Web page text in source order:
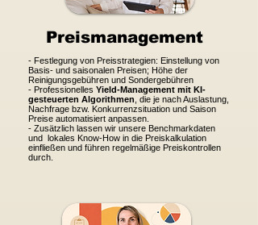
Preismanagement
- Festlegung von Preisstrategien: Einstellung von
Basis- und saisonalen Preisen; Höhe der
Reinigungsgebühren und Sondergebühren
- Professionelles Yield-Management mit KI-
gesteuerten Algorithmen , die je nach Auslastung,
Nachfrage bzw. Konkurrenzsituation und Saison
Preise automatisiert anpassen.
- Zusätzlich lassen wir unsere Benchmarkdaten
und lokales Know-How in die Preiskalkulation
einfließen und führen regelmäßige Preiskontrollen
durch.